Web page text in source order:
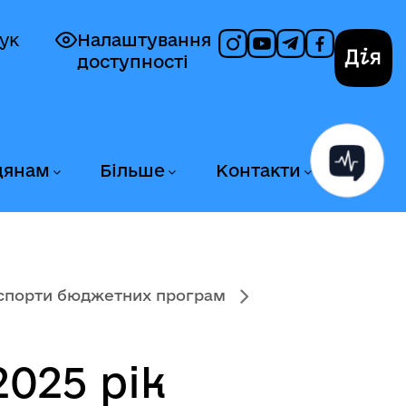
Налаштування
доступності
Більше Контакти
бюджетних програм
рік